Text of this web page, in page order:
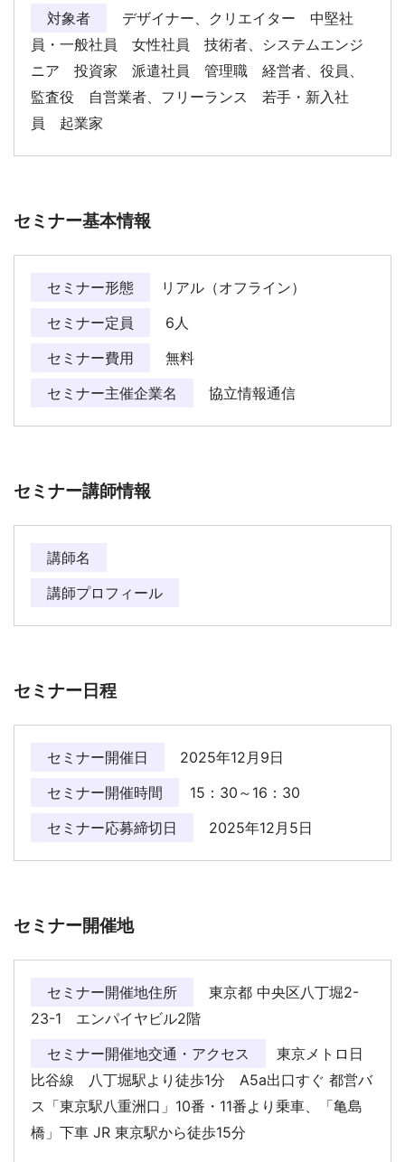
対象者
デザイナー、クリエイター 中堅社
員・一般社員 女性社員 技術者、システムエンジ
ニア 投資家 派遣社員 管理職 経営者、役員、
監査役 自営業者、フリーランス 若手・新入社
員 起業家
セミナー基本情報
セミナー形態
リアル（オフライン）
セミナー定員
6人
セミナー費用
無料
セミナー主催企業名
協立情報通信
セミナー講師情報
講師名
講師プロフィール
セミナー日程
セミナー開催日
2025年12月9日
セミナー開催時間
15：30～16：30
セミナー応募締切日
2025年12月5日
セミナー開催地
セミナー開催地住所
東京都 中央区八丁堀2-
23-1 エンパイヤビル2階
セミナー開催地交通・アクセス
東京メトロ日
比谷線 八丁堀駅より徒歩1分 A5a出口すぐ 都営バ
ス「東京駅八重洲口」10番・11番より乗車、「亀島
橋」下車 JR 東京駅から徒歩15分